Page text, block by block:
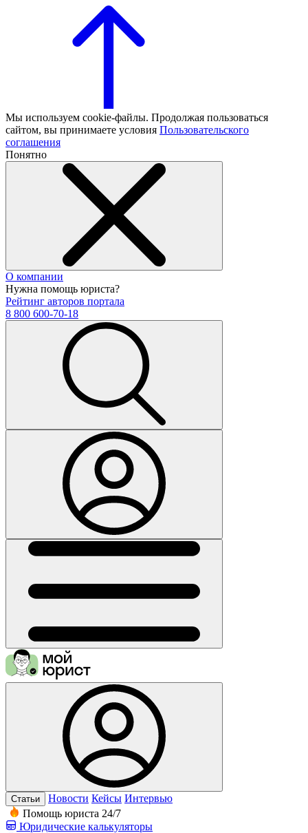
Мы используем cookie-файлы. Продолжая пользоваться
сайтом, вы принимаете условия Пользовательского
соглашения
Понятно
О компании
Нужна помощь юриста?
Рейтинг авторов портала
8 800 600-70-18
Статьи Новости Кейсы Интервью
Помощь юриста 24/7
Юридические калькуляторы